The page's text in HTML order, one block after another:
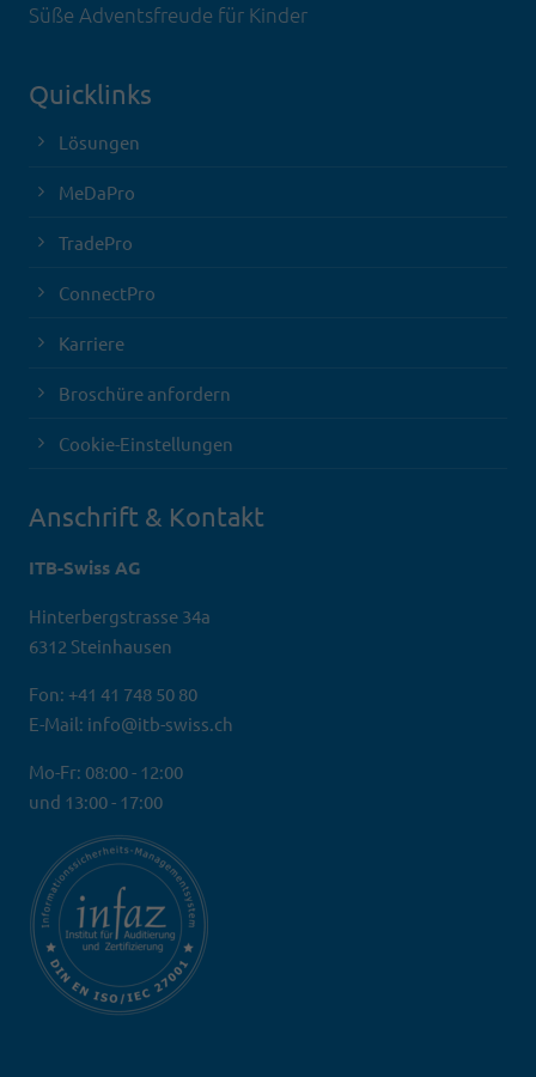
Süße Adventsfreude für Kinder
Quicklinks
Lösungen
MeDaPro
TradePro
ConnectPro
Karriere
Broschüre anfordern
Cookie-Einstellungen
Anschrift & Kontakt
ITB-Swiss AG
Hinterbergstrasse 34a
6312 Steinhausen
Fon: +41 41 748 50 80
E-Mail: info@itb-swiss.ch
Mo-Fr: 08:00 - 12:00
und 13:00 - 17:00